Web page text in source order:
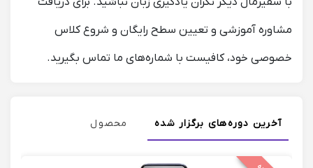
مشاوره آموزشی و تعیین سطح رایگان و شروع کلاس
خصوصی خود، کافیست با شماره‌های ما تماس بگیرید.
آخرین دوره‌های برگزار شده محصول